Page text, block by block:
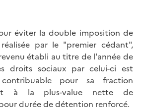
éviter la double imposition de
par le "premier cédant",
établi au titre de l'année de
droits sociaux par celui-ci est
pour sa fraction
à la plus-value nette de
durée de détention renforcé.